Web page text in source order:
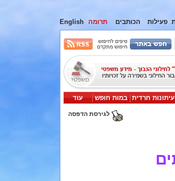
פעילות הכותבים תרומה English
עיתונות חרדית במות חופש עוד
לגירסת הדפסה